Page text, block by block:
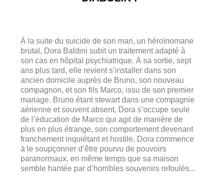
À la suite du suicide de son mari, un héroïnomane
brutal, Dora Baldini subit un traitement adapté à
son cas en hôpital psychiatrique. À sa sortie, sept
ans plus tard, elle revient s’installer dans son
ancien domicile auprès de Bruno, son nouveau
compagnon, et son fils Marco, issu de son premier
mariage. Bruno étant stewart dans une compagnie
aérienne et souvent absent, Dora s’occupe seule
de l’éducation de Marco qui agit de manière de
plus en plus étrange, son comportement devenant
franchement inquiétant et hostile. Dora commence
à le soupçonner d’être pourvu de pouvoirs
paranormaux, en même temps que sa maison
semble hantée par d’horribles souvenirs refoulés...